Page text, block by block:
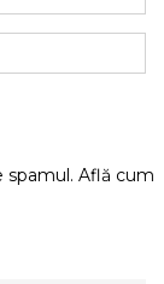
spamul. Află cum